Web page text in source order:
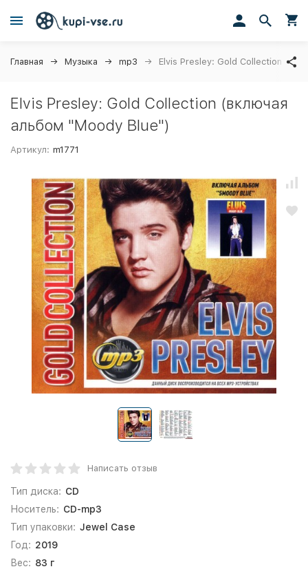
Главная Музыка mp3 Elvis Presley: Gold Collection
Elvis Presley: Gold Collection (включая
альбом "Moody Blue")
Артикул: m1771
Написать отзыв
Тип диска: CD
Носитель: CD-mp3
Тип упаковки: Jewel Case
Год: 2019
Вес: 83 г